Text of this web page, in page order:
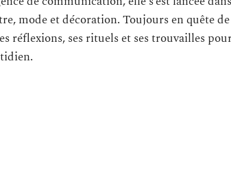
mode et décoration. Toujours en quête de
réflexions, ses rituels et ses trouvailles